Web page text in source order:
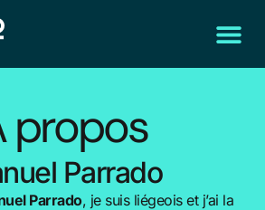
propos
Parrado
Parrado, je suis liégeois et j’ai la